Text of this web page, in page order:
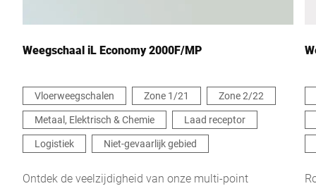
Weegschaal iL Economy 2000F/MP
Vloerweegschalen Zone 1/21
Zone 2/22
Metaal, Elektrisch & Chemie
Laad receptor
Logistiek
Niet-gevaarlijk gebied
Ontdek de veelzijdigheid van onze multi-point